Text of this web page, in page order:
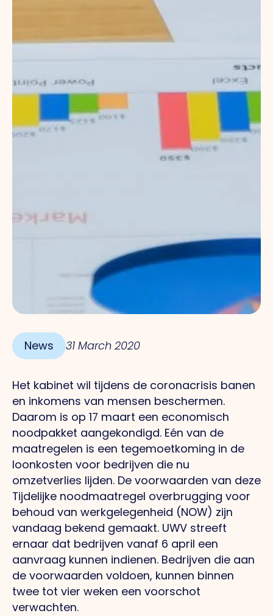
News 31 March 2020
Het kabinet wil tijdens de coronacrisis banen
en inkomens van mensen beschermen.
Daarom is op 17 maart een economisch
noodpakket aangekondigd. Eén van de
maatregelen is een tegemoetkoming in de
loonkosten voor bedrijven die nu
omzetverlies lijden. De voorwaarden van deze
Tijdelijke noodmaatregel overbrugging voor
behoud van werkgelegenheid (NOW) zijn
vandaag bekend gemaakt. UWV streeft
ernaar dat bedrijven vanaf 6 april een
aanvraag kunnen indienen. Bedrijven die aan
de voorwaarden voldoen, kunnen binnen
twee tot vier weken een voorschot
verwachten.